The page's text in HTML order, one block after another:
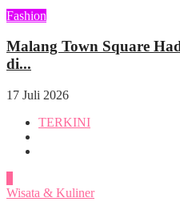
Fashion
Malang Town Square
di...
17 Juli 2026
TERKINI
Wisata & Kuliner